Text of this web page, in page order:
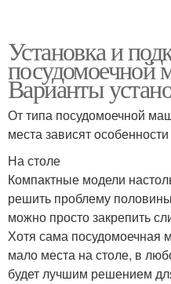
Установка и
Варианты
От типа посудомоечной
места зависят
На столе
Компактные модели
решить проблему
можно просто закрепить
Хотя сама посудомоечная
мало места на столе, в
будет лучшим решением